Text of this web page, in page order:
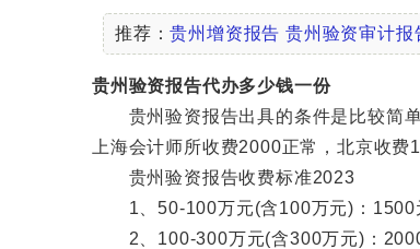
推荐：贵州增资报告 贵州验资审计报
贵州验资报告代办多少钱一份
贵州验资报告出具的条件是比较简单
上海会计师所收费2000正常，北京收
贵州验资报告收费标准2023
1、50-100万元(含100万元)：1500
2、100-300万元(含300万元)：